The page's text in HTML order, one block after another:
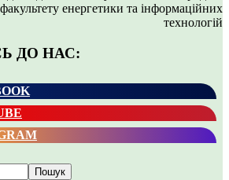
факультету енергетики та інформаційних
технологій
ДО НАС:
Пошук